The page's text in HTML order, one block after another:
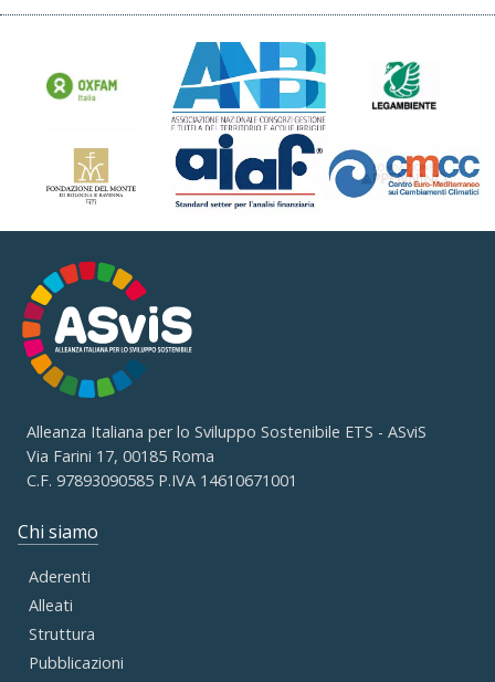
Alleanza Italiana per lo Sviluppo Sostenibile ETS - ASviS
Via Farini 17, 00185 Roma
C.F. 97893090585 P.IVA 14610671001
Chi siamo
Aderenti
Alleati
Struttura
Pubblicazioni